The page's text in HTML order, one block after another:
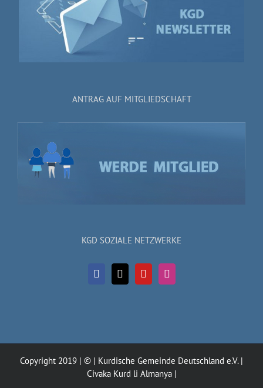
ANTRAG AUF MITGLIEDSCHAFT
KGD SOZIALE NETZWERKE
Copyright 2019 | © | Kurdische Gemeinde Deutschland e.V. |
Civaka Kurd li Almanya |